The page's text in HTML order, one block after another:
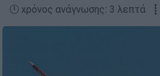
🕛 χρόνος ανάγνωσης: 3 λεπτά ┋